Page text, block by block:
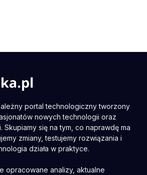
portal technologiczny tworzony
nowych technologii oraz
Skupiamy się na tym, co naprawdę ma
zmiany, testujemy rozwiązania i
działa w praktyce.
opracowane analizy, aktualne